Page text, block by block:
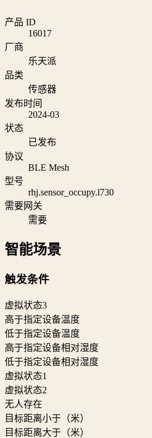
产品 ID
16017
厂商
乐天派
品类
传感器
发布时间
2024-03
状态
已发布
协议
BLE Mesh
型号
rhj.sensor_occupy.l730
需要网关
需要
智能场景
触发条件
虚拟状态3
高于指定设备温度
低于指定设备温度
高于指定设备相对湿度
低于指定设备相对湿度
虚拟状态1
虚拟状态2
无人存在
目标距离小于（米）
目标距离大于（米）